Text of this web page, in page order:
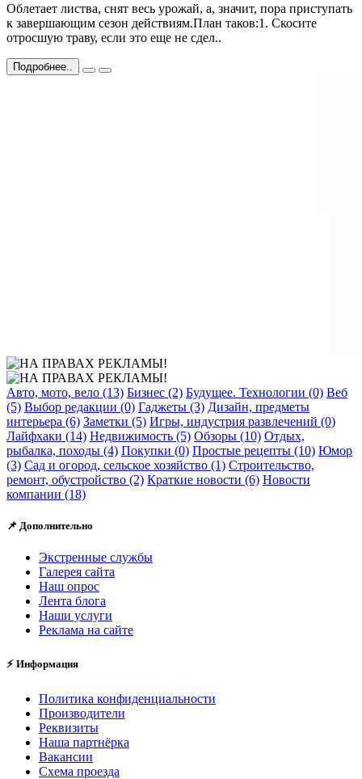
Облетает листва, снят весь урожай, а, значит, пора приступать
к завершающим сезон действиям.План таков:1. Скосите
отросшую траву, если это еще не сдел..
Подробнее..
Авто, мото, вело (13) Бизнес (2) Будущее. Технологии (0) Веб
(5) Выбор редакции (0) Гаджеты (3) Дизайн, предметы
интерьера (6) Заметки (5) Игры, индустрия развлечений (0)
Лайфхаки (14) Недвижимость (5) Обзоры (10) Отдых,
рыбалка, походы (4) Покупки (0) Простые рецепты (10) Юмор
(3) Сад и огород, сельское хозяйство (1) Строительство,
ремонт, обустройство (2) Краткие новости (6) Новости
компании (18)
📌 Дополнительно
Экстренные службы
Галерея сайта
Наш опрос
Лента блога
Наши услуги
Реклама на сайте
⚡ Информация
Политика конфиденциальности
Производители
Реквизиты
Наша партнёрка
Вакансии
Схема проезда